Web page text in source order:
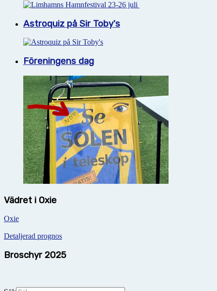
Astroquiz på Sir Toby's
Föreningens dag
Vädret i Oxie
Oxie
Detaljerad prognos
Broschyr 2025